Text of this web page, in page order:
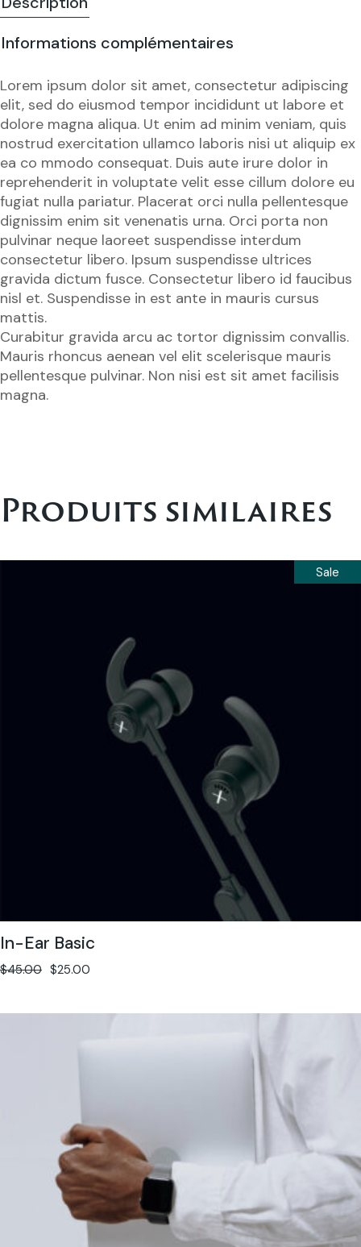
Informations complémentaires
Lorem ipsum dolor sit amet, consectetur adipiscing
elit, sed do eiusmod tempor incididunt ut labore et
dolore magna aliqua. Ut enim ad minim veniam, quis
nostrud exercitation ullamco laboris nisi ut aliquip ex
ea co mmodo consequat. Duis aute irure dolor in
reprehenderit in voluptate velit esse cillum dolore eu
fugiat nulla pariatur. Placerat orci nulla pellentesque
dignissim enim sit venenatis urna. Orci porta non
pulvinar neque laoreet suspendisse interdum
consectetur libero. Ipsum suspendisse ultrices
gravida dictum fusce. Consectetur libero id faucibus
nisl et. Suspendisse in est ante in mauris cursus
mattis.
Curabitur gravida arcu ac tortor dignissim convallis.
Mauris rhoncus aenean vel elit scelerisque mauris
pellentesque pulvinar. Non nisi est sit amet facilisis
magna.
Produits similaires
Sale
In-Ear Basic
$45.00 $25.00